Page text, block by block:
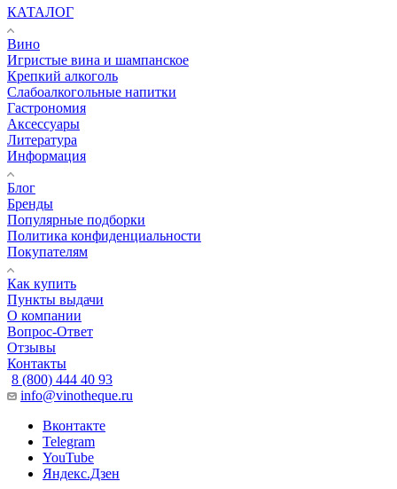
КАТАЛОГ
Вино
Игристые вина и шампанское
Крепкий алкоголь
Слабоалкогольные напитки
Гастрономия
Аксессуары
Литература
Информация
Блог
Бренды
Популярные подборки
Политика конфиденциальности
Покупателям
Как купить
Пункты выдачи
О компании
Вопрос-Ответ
Отзывы
Контакты
8 (800) 444 40 93
info@vinotheque.ru
Вконтакте
Telegram
YouTube
Яндекс.Дзен